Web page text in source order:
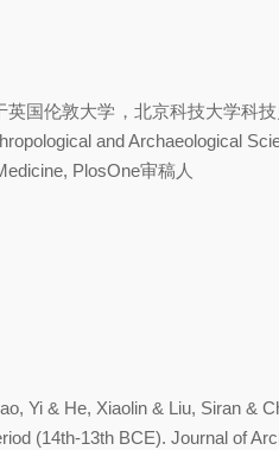
英国伦敦大学，北京科技大
and Archaeological
PlosOne审稿人
Yi & He, Xiaolin & Liu, Siran &
(14th-13th BCE). Journal of